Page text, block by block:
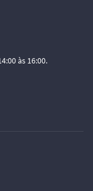
às 16:00.